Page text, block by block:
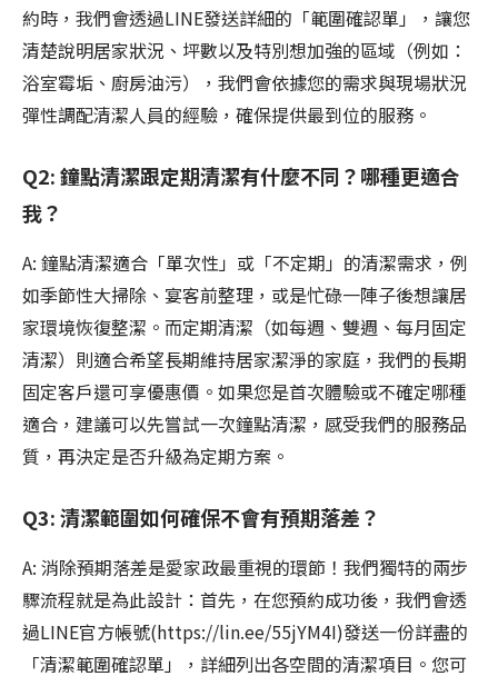
約時，我們會透過LINE發送詳細的「範圍確認單」，讓您
清楚說明居家狀況、坪數以及特別想加強的區域（例如：
浴室霉垢、廚房油污），我們會依據您的需求與現場狀況
彈性調配清潔人員的經驗，確保提供最到位的服務。
Q2: 鐘點清潔跟定期清潔有什麼不同？哪種更適合
我？
A: 鐘點清潔適合「單次性」或「不定期」的清潔需求，例
如季節性大掃除、宴客前整理，或是忙碌一陣子後想讓居
家環境恢復整潔。而定期清潔（如每週、雙週、每月固定
清潔）則適合希望長期維持居家潔淨的家庭，我們的長期
固定客戶還可享優惠價。如果您是首次體驗或不確定哪種
適合，建議可以先嘗試一次鐘點清潔，感受我們的服務品
質，再決定是否升級為定期方案。
Q3: 清潔範圍如何確保不會有預期落差？
A: 消除預期落差是愛家政最重視的環節！我們獨特的兩步
驟流程就是為此設計：首先，在您預約成功後，我們會透
過LINE官方帳號(https://lin.ee/55jYM4I)發送一份詳盡的
「清潔範圍確認單」，詳細列出各空間的清潔項目。您可